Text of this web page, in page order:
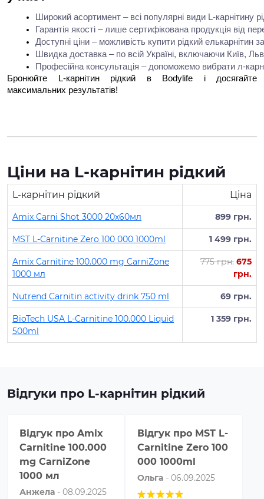
Широкий асортимент – всі популярні види L-карнітину
Гарантія якості – лише сертифікована продукція від
Доступні ціни – можливість купити рідкий елькарнітин
Швидка доставка – по всій Україні, включаючи Київ,
Професійна консультація – допоможемо вибрати л-
Бронюйте L-карнітин рідкий в Bodylife і досягайте
максимальних результатів!
Ціни на L-карнітин рідкий
L-карнітин рідкий Ціна
Amix Carni Shot 3000 20х60мл 899 грн.
MST L-Carnitine Zero 100 000 1000ml 1 499 грн.
Amix Carnitine 100.000 mg CarniZone
1000 мл
775 грн. 675
грн.
Nutrend Carnitin activity drink 750 ml 69 грн.
BioTech USA L-Carnitine 100.000 Liquid
500ml
1 359 грн.
Відгуки про L-карнітин рідкий
Відгук про Amix
Carnitine 100.000
mg CarniZone
1000 мл
Анжела - 08.09.2025
Відгук про MST L-
Carnitine Zero 100
000 1000ml
Ольга - 06.09.2025